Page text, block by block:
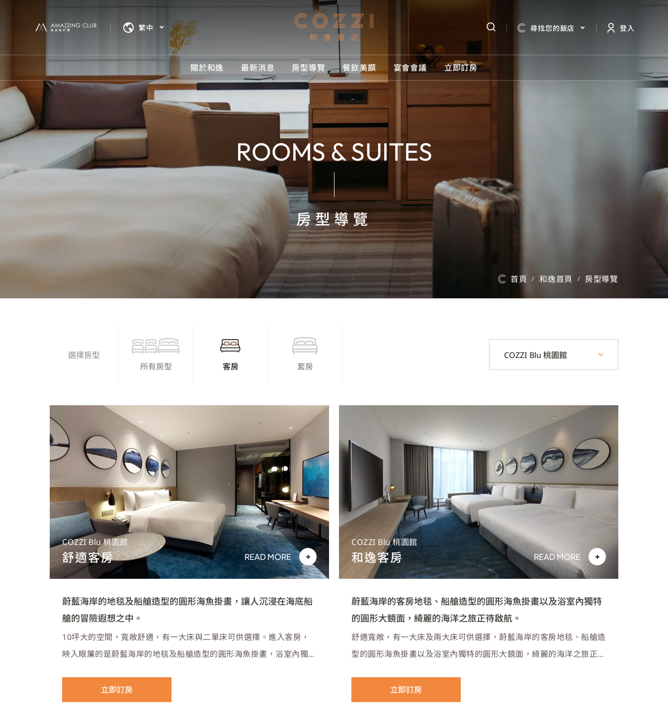
繁中 尋找您的飯店 登入
關於和逸
關於和逸
我們將為您打造尊榮舒適之旅
滿意客計畫
最優惠房價保證
獲獎紀錄
最新消息
最新消息
我們將為您打造尊榮舒適之旅
房型導覽
房型導覽
我們將為您打造尊榮舒適之旅
套房
餐飲美饌
餐飲美饌
宴會會議 立即訂房
立即訂房
台南西門館
高雄中山館
桃園館
ROOMS & SUITES
房型導覽
首頁 / 和逸首頁 / 房型導覽
選擇房型
所有房型
客房 套房
COZZI Blu 桃園館
COZZI Blu 桃園館
舒適客房 READ MORE
蔚藍海岸的地毯及船艙造型的圓形海魚掛畫，讓人沉浸在海底船
艙的冒險遐想之中。
10坪大的空間，寬敞舒適，有一大床與二單床可供選擇。進入客房，
映入眼簾的是蔚藍海岸的地毯及船艙造型的圓形海魚掛畫，浴室內獨特
型為沙發床（120CM*190CM）
立即訂房
COZZI Blu 桃園館
和逸客房 READ MORE
蔚藍海岸的客房地毯、船艙造型的圓形海魚掛畫以及浴室內獨特
的圓形大鏡面，綺麗的海洋之旅正待啟航。
舒適寬敞，有一大床及兩大床可供選擇，蔚藍海岸的客房地毯、船艙造
型的圓形海魚掛畫以及浴室內獨特的圓形大鏡面，綺麗的海洋之旅正待
立即訂房